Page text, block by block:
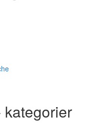
kategorier